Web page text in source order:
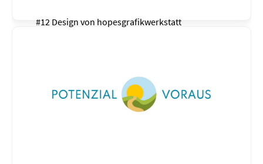
#12 Design von hopesgrafikwerkstatt